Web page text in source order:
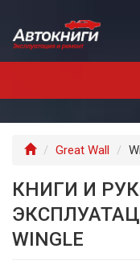
ГлавнаяGreat Wall
КНИГИ И
WINGLE